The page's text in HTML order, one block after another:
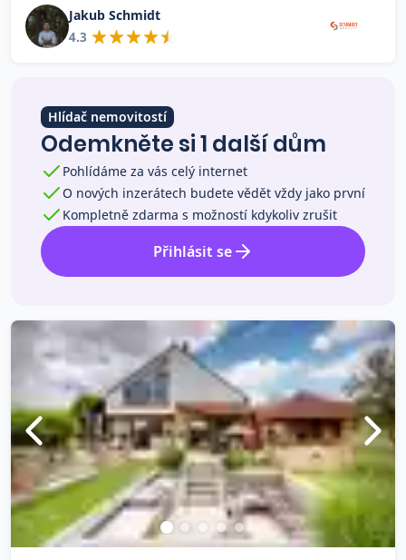
O nás
Kariéra
Kontakt
Jakub Schmidt
4.3
Hlídač nemovitostí
Odemkněte si 1 další dům
Pohlídáme za vás celý internet
O nových inzerátech budete vědět vždy jako první
Kompletně zdarma s možností kdykoliv zrušit
Přihlásit se